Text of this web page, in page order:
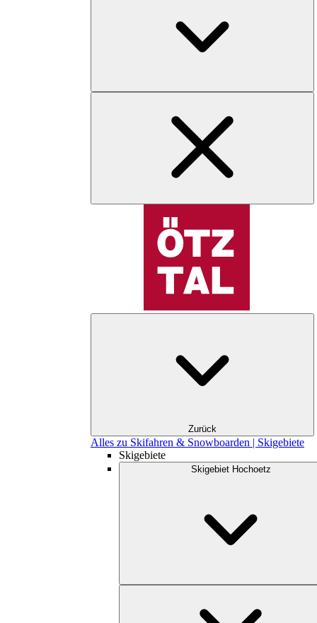
Zurück
Alles zu Skifahren & Snowboarden | Skigebiete
Skigebiete
Skigebiet Hochoetz